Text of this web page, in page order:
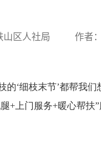
山区人社局 作者
‘细枝末节’都帮我
+上门服务+暖心帮